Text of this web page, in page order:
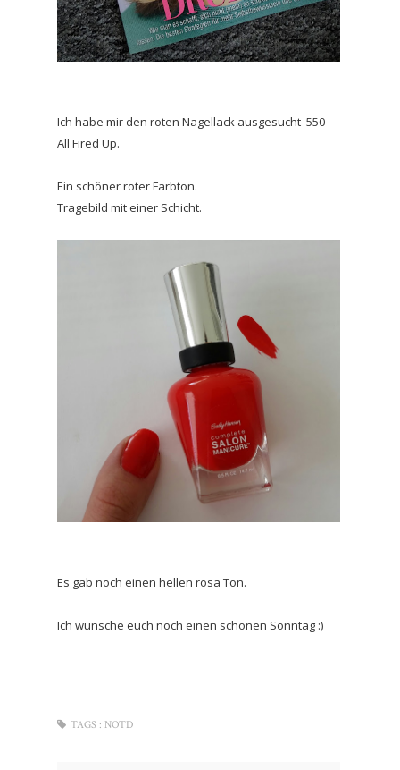
Ich habe mir den roten Nagellack ausgesucht 550
All Fired Up.
Ein schöner roter Farbton.
Tragebild mit einer Schicht.
Es gab noch einen hellen rosa Ton.
Ich wünsche euch noch einen schönen Sonntag :)
TAGS : NOTD